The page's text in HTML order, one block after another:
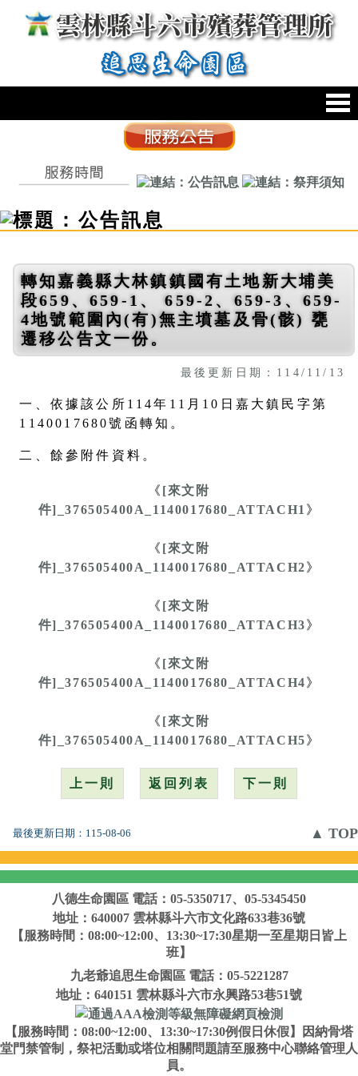
跳到主要內容區塊
轉知嘉義縣大林鎮鎮國有土地新大埔美
段659、659-1、 659-2、659-3、659-
4地號範圍內(有)無主墳墓及骨(骸) 甕
遷移公告文一份。
最後更新日期：114/11/13
一、依據該公所114年11月10日嘉大鎮民字第
1140017680號函轉知。
二、餘參附件資料。
《 [來文附
件]_376505400A_1140017680_ATTACH1 》
《 [來文附
件]_376505400A_1140017680_ATTACH2》
《 [來文附
件]_376505400A_1140017680_ATTACH3》
《 [來文附
件]_376505400A_1140017680_ATTACH4》
《 [來文附
件]_376505400A_1140017680_ATTACH5》
上一則 返回列表 下一則
最後更新日期： 115-08-06 ▲ TOP
八德生命園區 電話：05-5350717、05-5345450
地址：640007 雲林縣斗六市文化路633巷36號
【服務時間：08:00~12:00、13:30~17:30星期一至星期日皆上
班】
九老爺追思生命園區 電話：05-5221287
地址：640151 雲林縣斗六市永興路53巷51號
【服務時間：08:00~12:00、13:30~17:30例假日休假】因納骨塔
堂門禁管制，祭祀活動或塔位相關問題請至服務中心聯絡管理人
員。